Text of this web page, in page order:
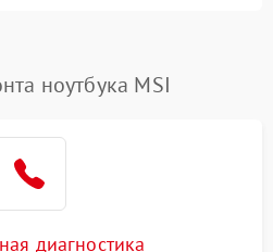
2500 ₽ Подробнее →
2000 ₽
ноутбука MSI
диагностика